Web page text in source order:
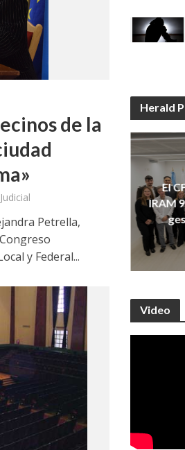
de la
Petrella,
y Federal...
Herald
justicia porteña
El
IRAM
Video